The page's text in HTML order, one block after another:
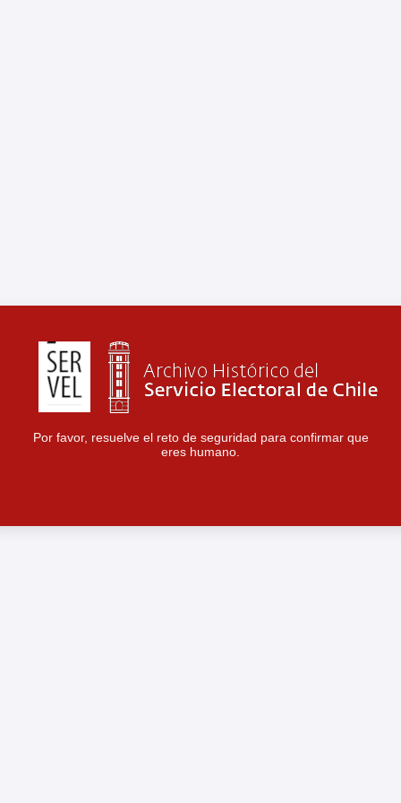
Por favor, resuelve el reto de seguridad para confirmar que
eres humano.